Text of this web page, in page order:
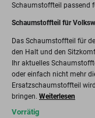
Schaumstoffteil passend
Schaumstoffteil für
Das Schaumstoffteil für
den Halt und den
Ihr aktuelles
oder einfach nicht mehr
Ersatzschaumstoffteil
bringen. Weiterlesen
Vorrätig